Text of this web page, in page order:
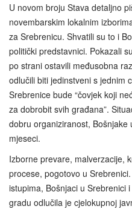
U novom broju Stava detaljno
novembarskim lokalnim
za Srebrenicu. Shvatili su to i
politički predstavnici. Pokazali
po strani ostavili međusobna
odlučili biti jedinstveni s jednim
Srebrenice bude “čovjek koji
za dobrobit svih građana”.
dobru organiziranost, Bošnjake
mjeseci.
Izborne prevare, malverzacije,
procese, pogotovo u
istupima, Bošnjaci u Srebrenici
gradu odlučila je cjelokupnoj